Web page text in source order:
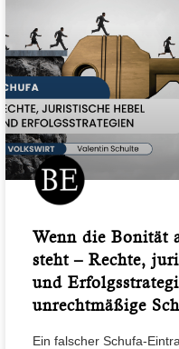
Wenn die Bonität
steht – Rechte,
und
unrechtmäßige
Ein falscher Schufa-